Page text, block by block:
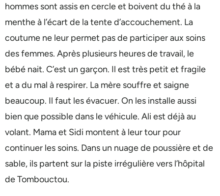
hommes sont assis en cercle et boivent du thé à la
menthe à l’écart de la tente d’accouchement. La
coutume ne leur permet pas de participer aux soins
des femmes. Après plusieurs heures de travail, le
bébé nait. C’est un garçon. Il est très petit et fragile
et a du mal à respirer. La mère souffre et saigne
beaucoup. Il faut les évacuer. On les installe aussi
bien que possible dans le véhicule. Ali est déjà au
volant. Mama et Sidi montent à leur tour pour
continuer les soins. Dans un nuage de poussière et de
sable, ils partent sur la piste irrégulière vers l’hôpital
de Tombouctou.